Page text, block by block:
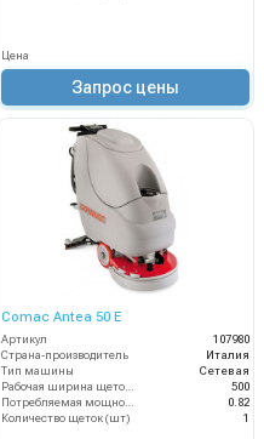
Цена
Запрос цены
Comac Antea 50 E
Артикул
107980
Страна-производитель
Италия
Тип машины
Сетевая
Рабочая ширина щеток (мм)
500
Потребляемая мощность (кВт)
0.82
Количество щеток (шт)
1